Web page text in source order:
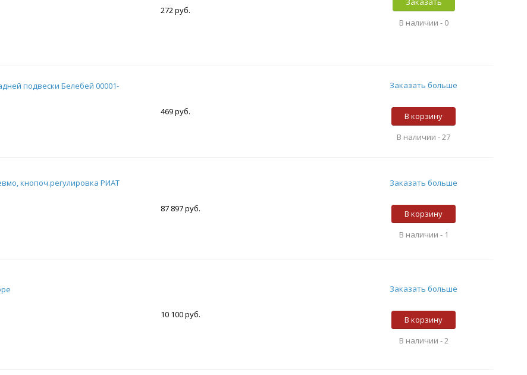
272 руб.
В наличии - 0
подвески Белебей 00001-
469 руб.
Заказать больше
В корзину
В наличии -27
кнопоч.регулировка РИАТ
87 897 руб.
Заказать больше
В корзину
В наличии - 1
10 100 руб.
Заказать больше
В корзину
В наличии -2